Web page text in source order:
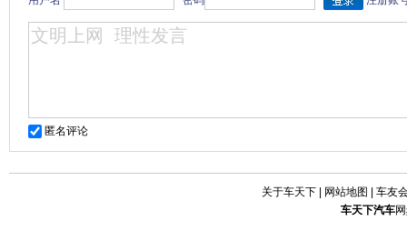
匿名评论
关于车天下| 网站地图
车友
车天下汽车